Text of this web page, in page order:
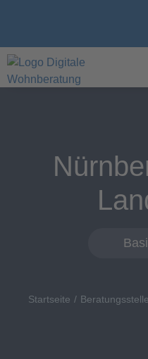
Startseite